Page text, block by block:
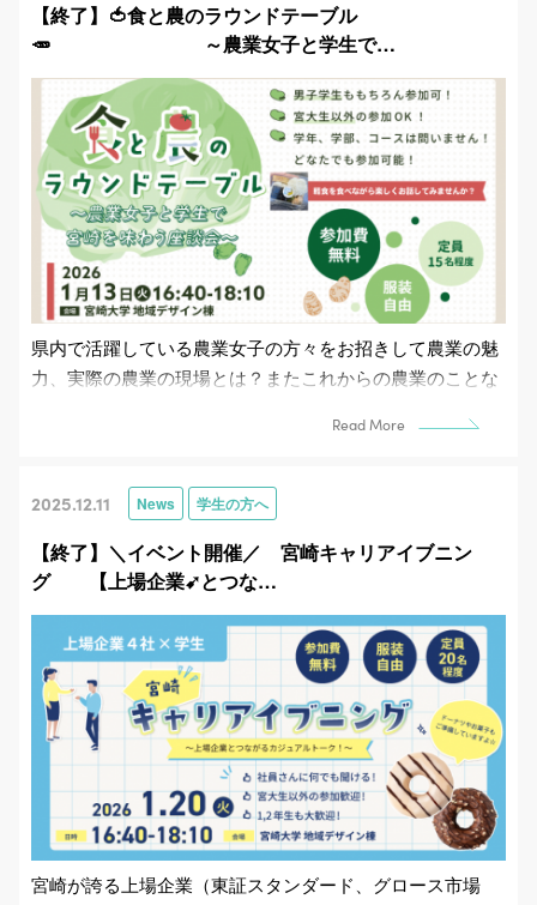
【終了】🍅食と農のラウンドテーブル
🥕 ～農業女子と学生で…
県内で活躍している農業女子の方々をお招きして農業の魅
力、実際の農業の現場とは？またこれからの農業のことな
Read More
2025.12.11 News 学生の方へ
【終了】＼イベント開催／ 宮崎キャリアイブニン
グ 【上場企業➹とつな…
宮崎が誇る上場企業（東証スタンダード、グロース市場